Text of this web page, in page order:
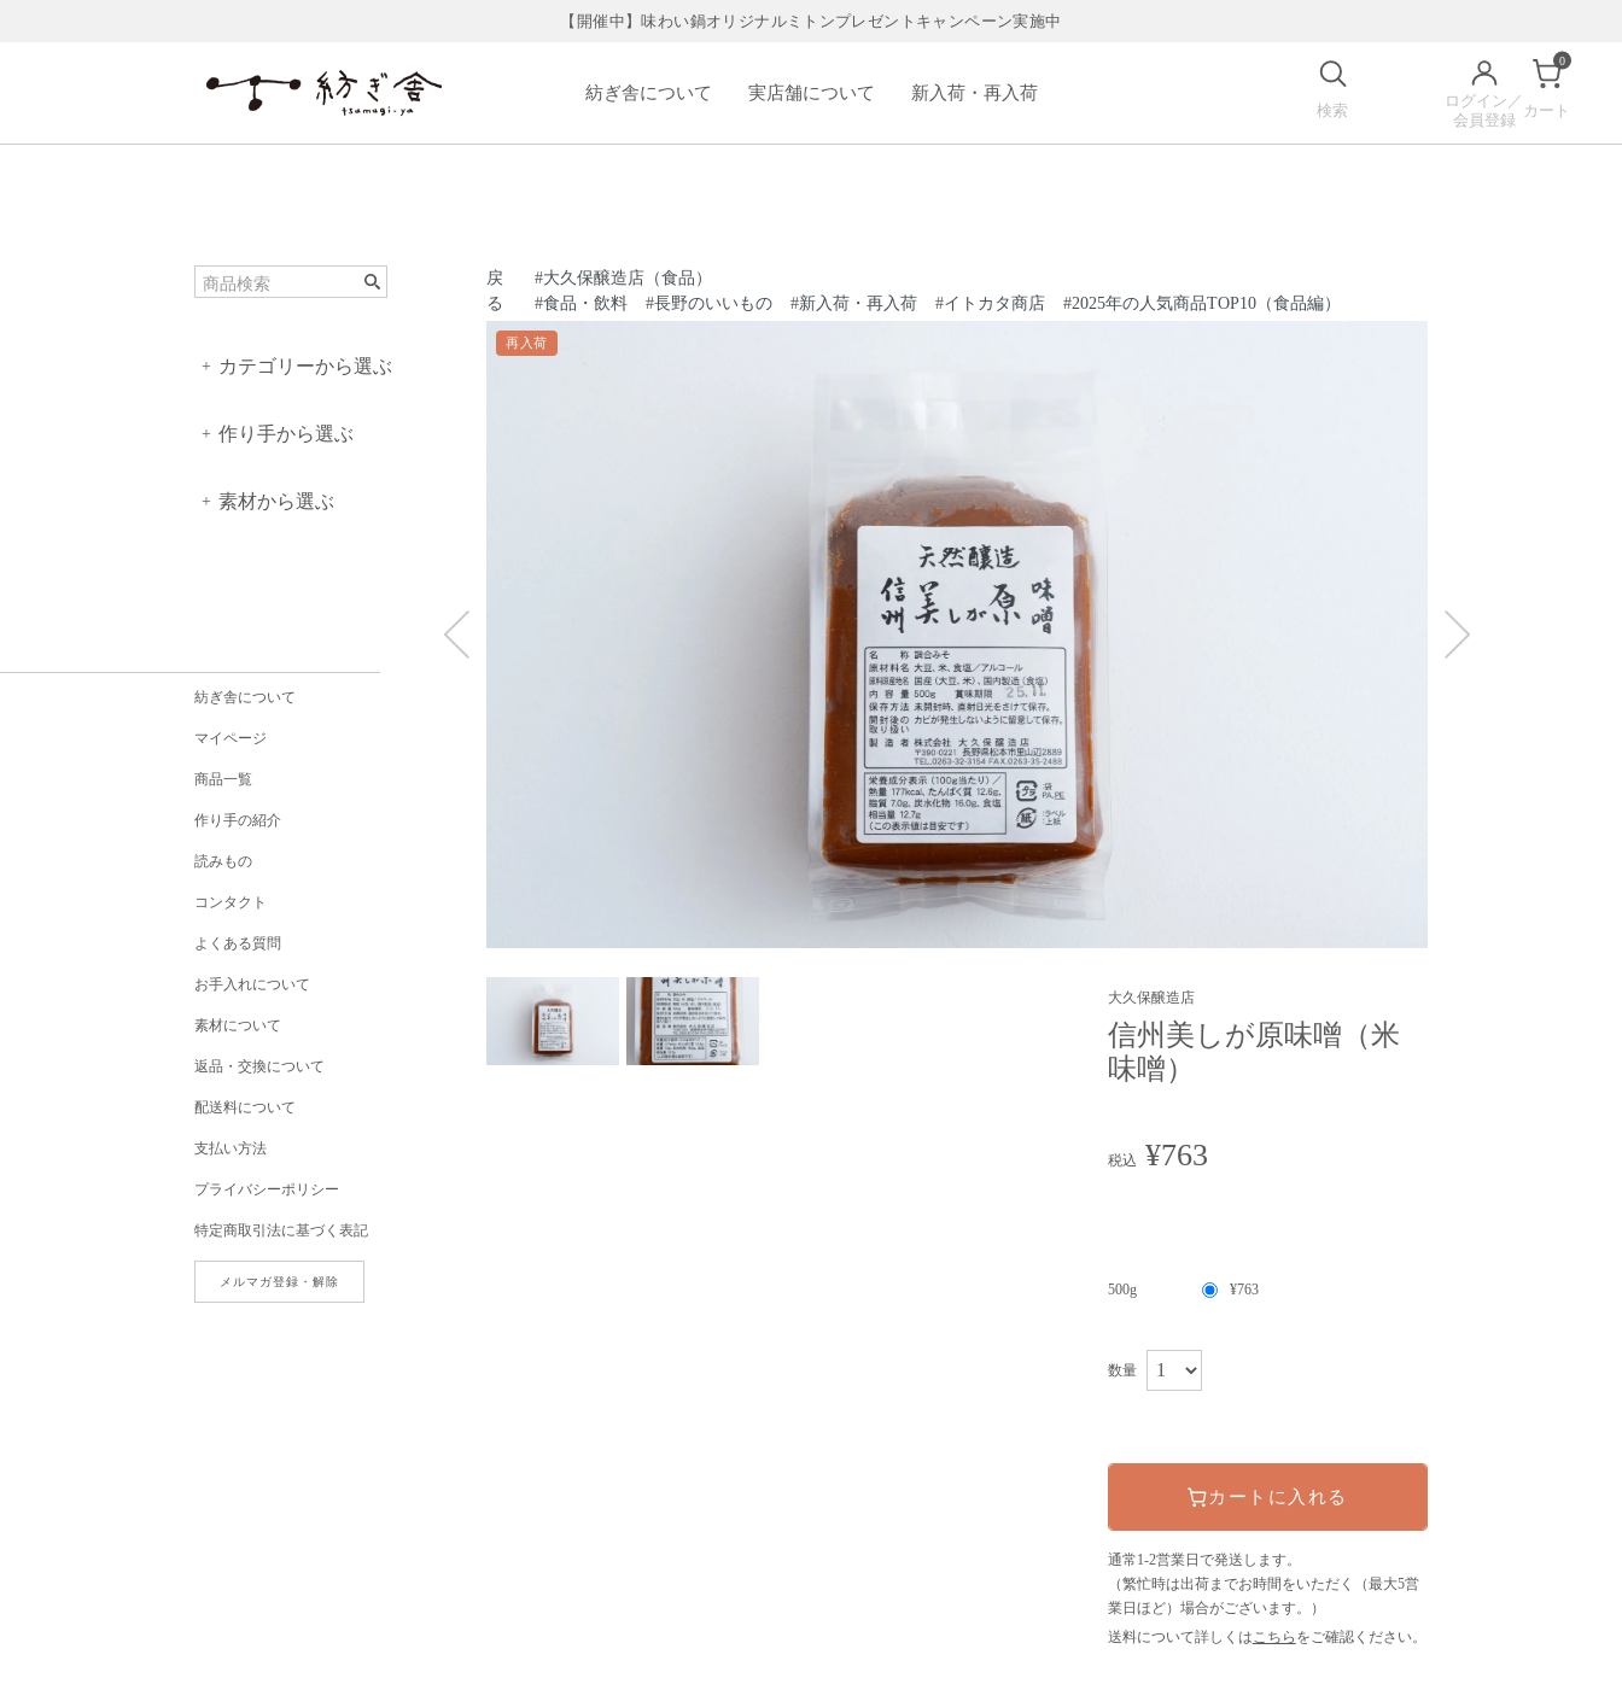
【開催中】味わい鍋オリジナルミトンプレゼントキャンペーン実施中
紡ぎ舎について 実店舗について 新入荷・再入荷
ログイン／
会員登録
0
カート
検索
+ カテゴリーから選ぶ
+ 作り手から選ぶ
+ 素材から選ぶ
紡ぎ舎について
マイページ
商品一覧
作り手の紹介
読みもの
コンタクト
よくある質問
お手入れについて
素材について
返品・交換について
配送料について
支払い方法
プライバシーポリシー
特定商取引法に基づく表記
メルマガ登録・解除
戻
る
#食品・飲料 #長野のいいもの #新入荷・再入荷 #イトカタ商店 #2025年の人気商品TOP10（食品編）
#大久保醸造店（食品）
再入荷
大久保醸造店
信州美しが原味噌（米
味噌）
税込 ¥763
500g ¥763
数量
カートに入れる
通常1-2営業日で発送します。
（繁忙時は出荷までお時間をいただく（最大5営
業日ほど）場合がございます。）
送料について詳しくは こちら をご確認ください。